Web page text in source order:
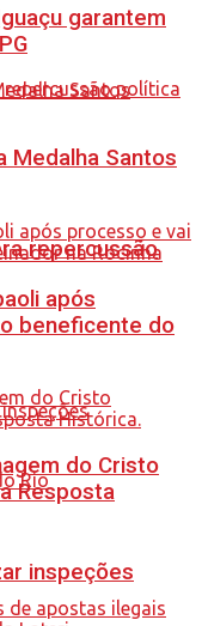
repercussão
inspeções
garantem
Medalha Santos
após
beneficente do
do Cristo
Resposta